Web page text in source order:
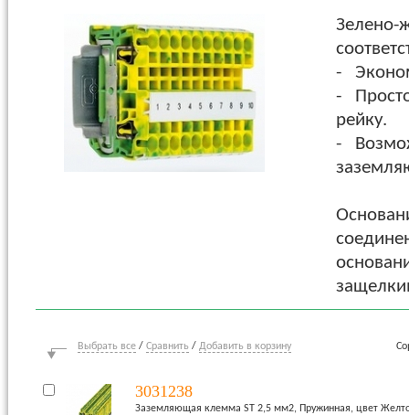
Зелено-
-
-
рейку.
-
Выбрать все / Сравнить / Добавить в корзину
3031238
Заземляющая клемма ST 2,5 мм2, Пружинная, цвет